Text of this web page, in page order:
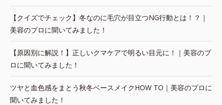
【クイズでチェック】冬なのに毛穴が目立つNG行動とは！？｜
美容のプロに聞いてみました！
【原因別に解説！】正しいクマケアで明るい目元に！｜美容のプ
ロに聞いてみました！
ツヤと血色感をまとう秋冬ベースメイクHOW TO｜美容のプロに
聞いてみました！